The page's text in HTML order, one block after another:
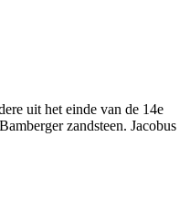
uit het einde van de 14e
zandsteen. Jacobus